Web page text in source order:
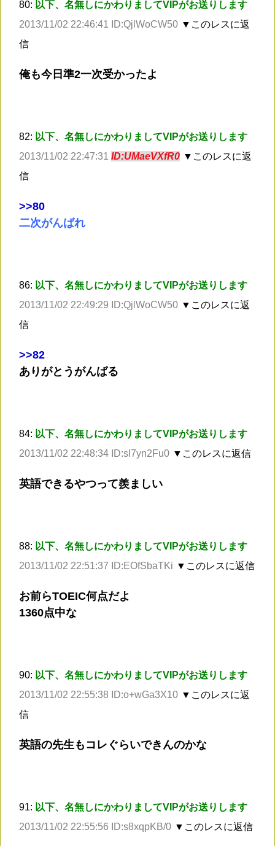
80: 以下、名無しにかわりましてVIPがお送りします
2013/11/02 22:46:41 ID:QjlWoCW50 ▼このレスに返
信
俺も今日準2一次受かったよ
82: 以下、名無しにかわりましてVIPがお送りします
2013/11/02 22:47:31 ID:UMaeVXfR0 ▼このレスに返
信
>>80
二次がんばれ
86: 以下、名無しにかわりましてVIPがお送りします
2013/11/02 22:49:29 ID:QjlWoCW50 ▼このレスに返
信
>>82
ありがとうがんばる
84: 以下、名無しにかわりましてVIPがお送りします
2013/11/02 22:48:34 ID:sl7yn2Fu0 ▼このレスに返信
英語できるやつって羨ましい
88: 以下、名無しにかわりましてVIPがお送りします
2013/11/02 22:51:37 ID:EOfSbaTKi ▼このレスに返信
お前らTOEIC何点だよ
1360点中な
90: 以下、名無しにかわりましてVIPがお送りします
2013/11/02 22:55:38 ID:o+wGa3X10 ▼このレスに返
信
英語の先生もコレぐらいできんのかな
91: 以下、名無しにかわりましてVIPがお送りします
2013/11/02 22:55:56 ID:s8xqpKB/0 ▼このレスに返信